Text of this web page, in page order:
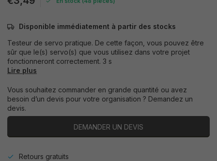
Disponible immédiatement à partir des stocks
Testeur de servo pratique. De cette façon, vous pouvez être
sûr que le(s) servo(s) que vous utilisez dans votre projet
fonctionneront correctement. 3 s
Lire plus
Vous souhaitez commander en grande quantité ou avez
besoin d’un devis pour votre organisation ? Demandez un
devis.
DEMANDER UN DEVIS
Retours gratuits